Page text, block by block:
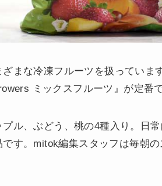
ざまな冷凍フルーツを扱っていま
ミックスフルーツ』が定番で
ル、ぶどう、桃の4種入り。日
す。mitok編集スタッフは毎朝